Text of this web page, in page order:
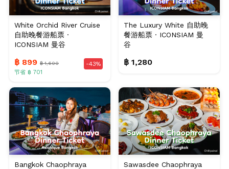
White Orchid River Cruise
自助晚餐游船票 ·
ICONSIAM 曼谷
฿ 899 ฿ 1,600
节省 ฿ 701
-43%
The Luxury White 自助晚
餐游船票 · ICONSIAM 曼
谷
฿ 1,280
Bangkok Chaophraya
Sawasdee Chaophraya